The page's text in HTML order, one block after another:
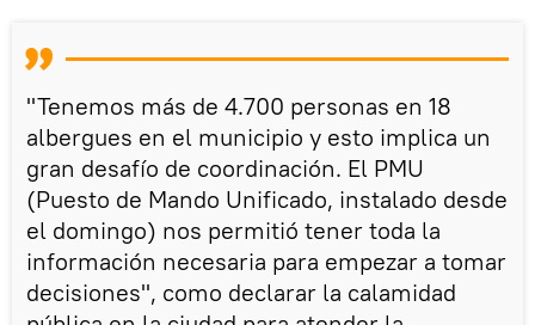
"Tenemos más de 4.700 personas en 18
albergues en el municipio y esto implica un
gran desafío de coordinación. El PMU
(Puesto de Mando Unificado, instalado desde
el domingo) nos permitió tener toda la
información necesaria para empezar a tomar
decisiones", como declarar la calamidad